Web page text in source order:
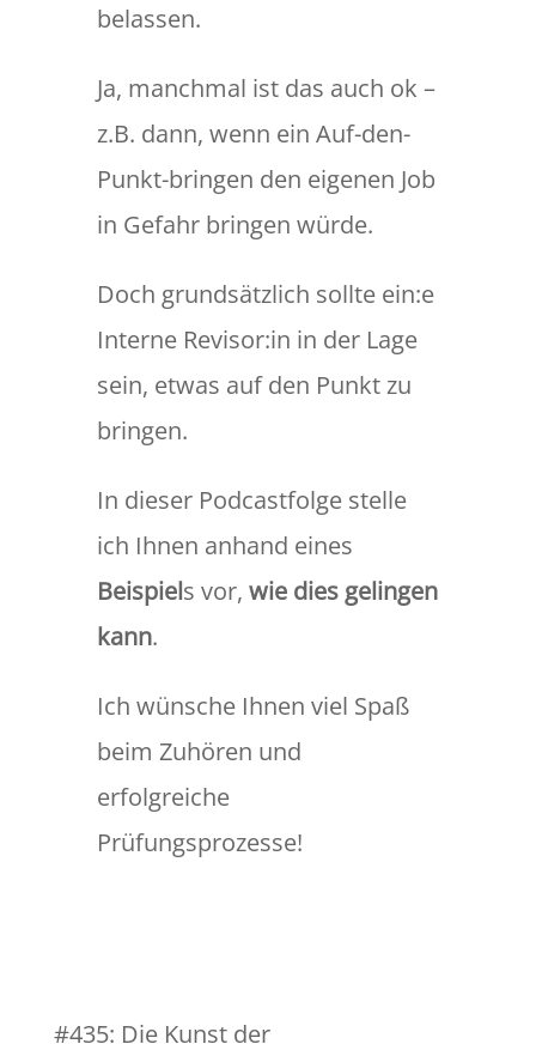
belassen.
Ja, manchmal ist das auch ok –
z.B. dann, wenn ein Auf-den-
Punkt-bringen den eigenen Job
in Gefahr bringen würde.
Doch grundsätzlich sollte ein:e
Interne Revisor:in in der Lage
sein, etwas auf den Punkt zu
bringen.
In dieser Podcastfolge stelle
ich Ihnen anhand eines
Beispiels vor, wie dies gelingen
kann.
Ich wünsche Ihnen viel Spaß
beim Zuhören und
erfolgreiche
Prüfungsprozesse!
#435: Die Kunst der